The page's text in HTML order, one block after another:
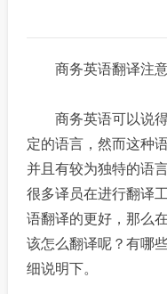
商务英语翻译注意
商务英语可以说得
定的语言，然而这种
并且有较为独特的语
很多译员在进行翻译
语翻译的更好，那么
该怎么翻译呢？有哪
细说明下。